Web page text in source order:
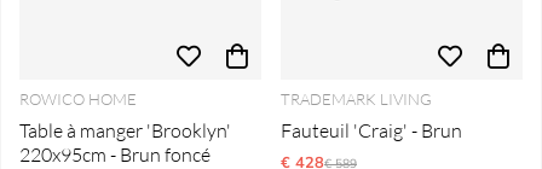
ROWICO HOME
Table à manger 'Brooklyn'
220x95cm - Brun foncé
TRADEMARK LIVING
Fauteuil 'Craig' - Brun
€ 428Prix régulier:
€ 589